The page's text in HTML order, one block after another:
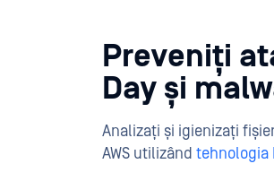
Preveniți
Day și
Analizați și igienizați
AWS utilizând tehnologia